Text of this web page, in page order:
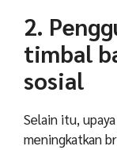
2.
timbal
sosial
Selain itu,
meningkatkan